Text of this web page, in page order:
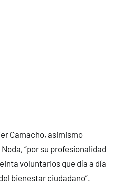
Camacho, asimismo
“por su profesionalidad
voluntarios que día a día
bienestar ciudadano”.